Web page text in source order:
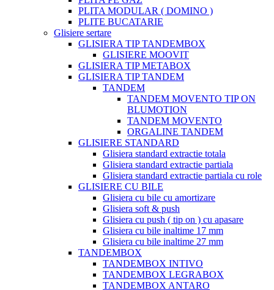
PLITA MODULAR ( DOMINO )
PLITE BUCATARIE
Glisiere sertare
GLISIERA TIP TANDEMBOX
GLISIERE MOOVIT
GLISIERA TIP METABOX
GLISIERA TIP TANDEM
TANDEM
TANDEM MOVENTO TIP ON
BLUMOTION
TANDEM MOVENTO
ORGALINE TANDEM
GLISIERE STANDARD
Glisiera standard extractie totala
Glisiera standard extractie partiala
Glisiera standard extractie partiala cu role
GLISIERE CU BILE
Glisiera cu bile cu amortizare
Glisiera soft & push
Glisiera cu push ( tip on ) cu apasare
Glisiera cu bile inaltime 17 mm
Glisiera cu bile inaltime 27 mm
TANDEMBOX
TANDEMBOX INTIVO
TANDEMBOX LEGRABOX
TANDEMBOX ANTARO